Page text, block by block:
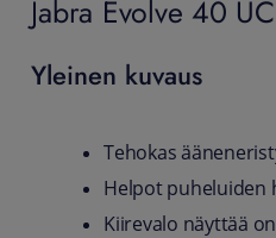
Jabra Evolve 40
Yleinen kuvaus
Tehokas
Helpot puheluiden
Kiirevalo näyttää